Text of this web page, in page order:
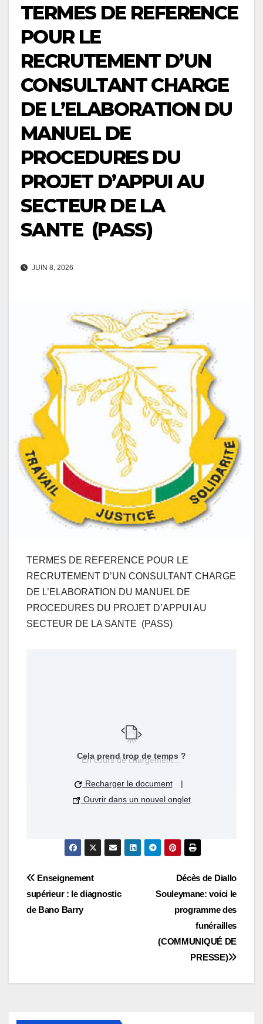
TERMES DE REFERENCE
POUR LE
RECRUTEMENT D’UN
CONSULTANT CHARGE
DE L’ELABORATION DU
MANUEL DE
PROCEDURES DU
PROJET D’APPUI AU
SECTEUR DE LA
SANTE (PASS)
JUIN 8, 2026
TERMES DE REFERENCE POUR LE
RECRUTEMENT D’UN CONSULTANT CHARGE
DE L’ELABORATION DU MANUEL DE
PROCEDURES DU PROJET D’APPUI AU
SECTEUR DE LA SANTE (PASS)
En cours de chargement…
Cela prend trop de temps ?
Recharger le document
|
Ouvrir dans un nouvel onglet
Navigation
de
Décès de Diallo
Souleymane: voici le
programme des
funérailles
(COMMUNIQUÉ DE
PRESSE)
Enseignement
supérieur : le diagnostic
de Bano Barry